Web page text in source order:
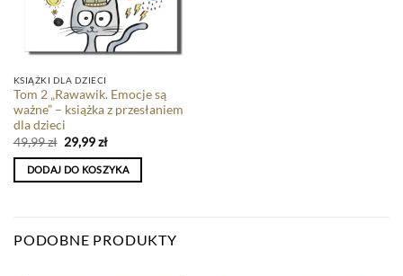
KSIĄŻKI DLA DZIECI
Tom 2 „Rawawik. Emocje są
ważne” – książka z przesłaniem
dla dzieci
49,99zł 29,99zł
DODAJ DO KOSZYKA
PODOBNE PRODUKTY